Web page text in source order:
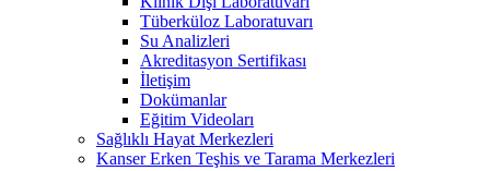
Tüberküloz Laboratuvarı
Su Analizleri
Akreditasyon Sertifikası
İletişim
Dokümanlar
Eğitim Videoları
Sağlıklı Hayat Merkezleri
Kanser Erken Teşhis ve Tarama Merkezleri